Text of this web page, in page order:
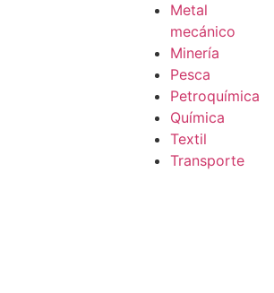
Metal
mecánico
Minería
Pesca
Petroquímica
Química
Textil
Transporte